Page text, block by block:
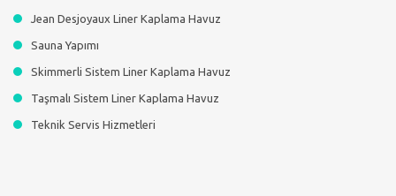
Jean Desjoyaux Liner Kaplama Havuz
Sauna Yapımı
Skimmerli Sistem Liner Kaplama Havuz
Taşmalı Sistem Liner Kaplama Havuz
Teknik Servis Hizmetleri